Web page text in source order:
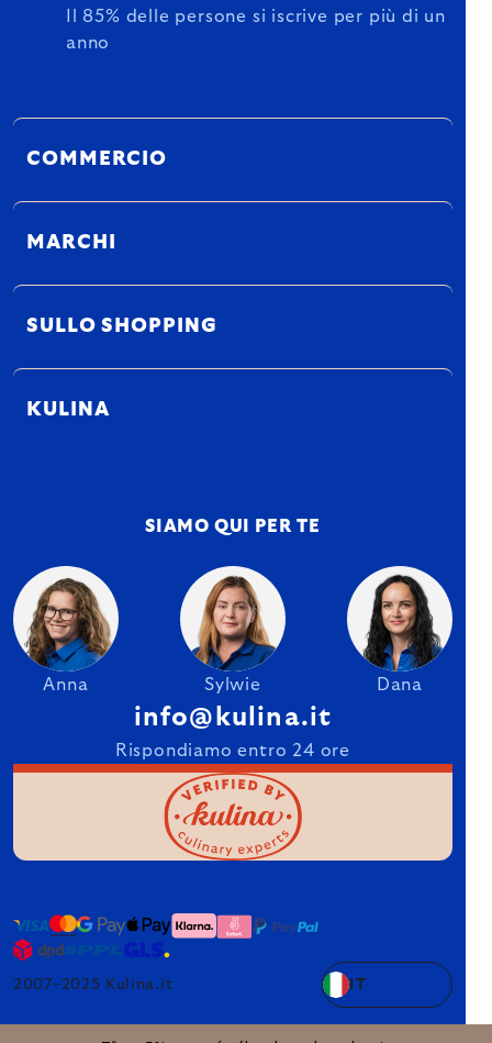
Il 85% delle persone si iscrive per più di un
anno
COMMERCIO
MARCHI
SULLO SHOPPING
KULINA
SIAMO QUI PER TE
Anna Sylwie Dana
info@kulina.it
Rispondiamo entro 24 ore
2007–2025 Kulina.it IT